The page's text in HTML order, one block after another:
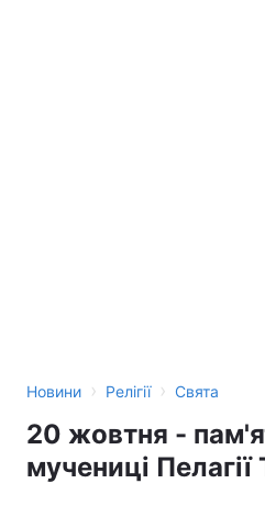
Новини › Релігії › Свята
20 жовтня -
мучениці Пелагії